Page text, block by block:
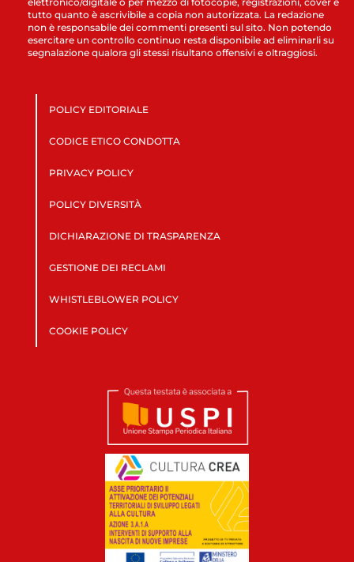
tutto quanto è ascrivibile a copia non autorizzata. La redazione
non è responsabile dei commenti presenti sul sito. Non potendo
esercitare un controllo continuo resta disponibile ad eliminarli su
segnalazione qualora gli stessi risultano offensivi e oltraggiosi.
POLICY EDITORIALE
CODICE ETICO CONDOTTA
PRIVACY POLICY
POLICY DIVERSITÀ
DICHIARAZIONE DI TRASPARENZA
GESTIONE DEI RECLAMI
WHISTLEBLOWER POLICY
COOKIE POLICY